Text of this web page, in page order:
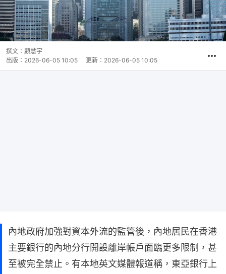
撰文： 顧慧宇
出版： 2026-06-05 10:05 更新： 2026-06-05 10:05
內地政府加強對資本外流的監管後，內地居民在香港
主要銀行的內地分行開設離岸帳戶面臨更多限制，甚
至被完全禁止。有本地英文媒體報道稱，東亞銀行上